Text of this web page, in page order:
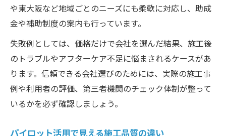
や東大阪など地域ごとのニーズにも柔軟に対応し、助成
金や補助制度の案内も行っています。
失敗例としては、価格だけで会社を選んだ結果、施工後
のトラブルやアフターケア不足に悩まされるケースがあ
ります。信頼できる会社選びのためには、実際の施工事
例や利用者の評価、第三者機関のチェック体制が整って
いるかを必ず確認しましょう。
パイロット活用で見える施工品質の違い